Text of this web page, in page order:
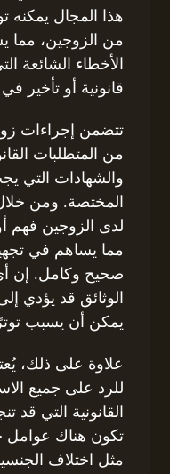
هذا المجال يمكنه
من الزوجين، مما
الأخطاء الشائعة
قانونية أو تأخير
تتضمن إجراءات
من المتطلبات
والشهادات التي
المختصة. ومن
لدى الزوجين فهم
مما يساهم في
صحيح وكامل. إن
الوثائق قد يؤدي
يمكن أن يسبب
علاوة على ذلك،
للرد على جميع
القانونية التي
تكون هناك عوامل
مثل اختلاف